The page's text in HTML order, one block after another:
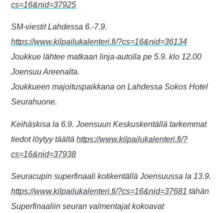
cs=16&nid=37925
SM-viestit Lahdessa 6.-7.9.
https://www.kilpailukalenteri.fi/?cs=16&nid=36134
Joukkue lähtee matkaan linja-autolla pe 5.9. klo 12.00
Joensuu Areenalta.
Joukkueen majoituspaikkana on Lahdessa Sokos Hotel
Seurahuone.
Keihäskisa la 6.9. Joensuun Keskuskentällä tarkemmat
tiedot löytyy täältähttps://www.kilpailukalenteri.fi/?
cs=16&nid=37938
Seuracupin superfinaali kotikentällä Joensuussa la 13.9.
https://www.kilpailukalenteri.fi/?cs=16&nid=37681 tähän
Superfinaaliin seuran valmentajat kokoavat